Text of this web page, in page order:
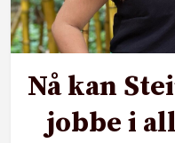
Nå kan
jobbe i